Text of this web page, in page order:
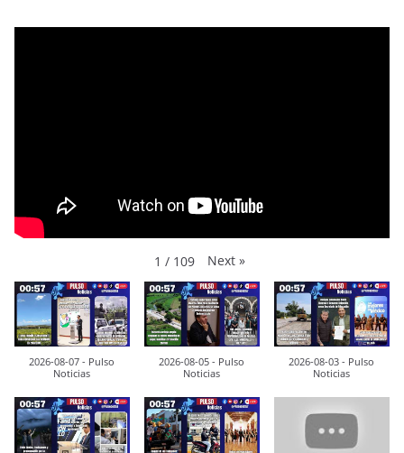
1 / 109 Next »
2026-08-07 - Pulso
Noticias
2026-08-05 - Pulso
Noticias
2026-08-03 - Pulso
Noticias